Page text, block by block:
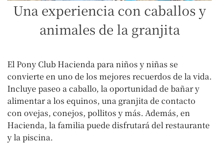
Una experiencia con caballos y
animales de la granjita
El Pony Club Hacienda para niños y niñas se
convierte en uno de los mejores recuerdos de la vida.
Incluye paseo a caballo, la oportunidad de bañar y
alimentar a los equinos, una granjita de contacto
con ovejas, conejos, pollitos y más. Además, en
Hacienda, la familia puede disfrutará del restaurante
y la piscina.